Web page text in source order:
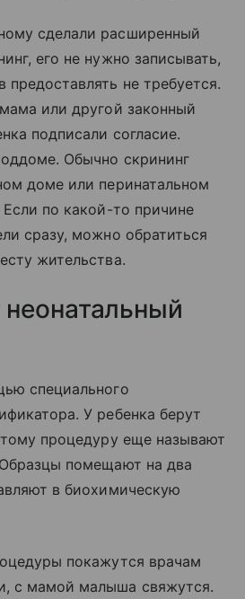
сделали расширенный
его не нужно записывать,
предоставлять не требуется.
или другой законный
подписали согласие.
Обычно скрининг
доме или перинатальном
по какой-то причине
сразу, можно обратиться
жительства.
специального
У ребенка берут
процедуру еще называют
помещают на два
в биохимическую
покажутся врачам
с мамой малыша свяжутся.